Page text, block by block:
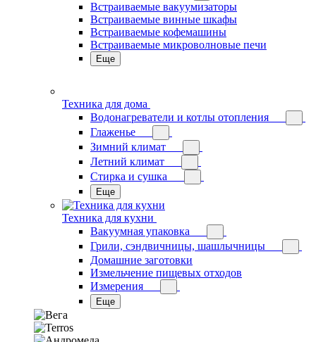
Встраиваемые вакуумизаторы
Встраиваемые винные шкафы
Встраиваемые кофемашины
Встраиваемые микроволновые печи
Еще
Техника для дома
Водонагреватели и котлы отопления
Глаженье
Зимний климат
Летний климат
Стирка и сушка
Еще
Техника для кухни
Вакуумная упаковка
Грили, сэндвичницы, шашлычницы
Домашние заготовки
Измельчение пищевых отходов
Измерения
Еще